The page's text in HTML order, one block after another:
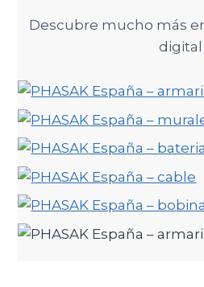
Descubre mucho más
digital